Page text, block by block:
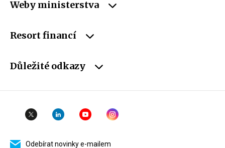
Weby ministerstva
Resort financí
Důležité odkazy
Odebírat novinky e-mailem